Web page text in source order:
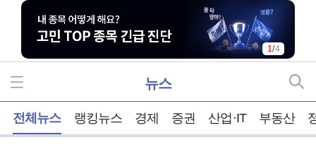
1/4
뉴스
전체뉴스 랭킹뉴스 경제 증권 산업·IT 부동산